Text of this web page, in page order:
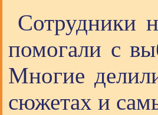
Сотрудники
помогали с
Многие
сюжетах и